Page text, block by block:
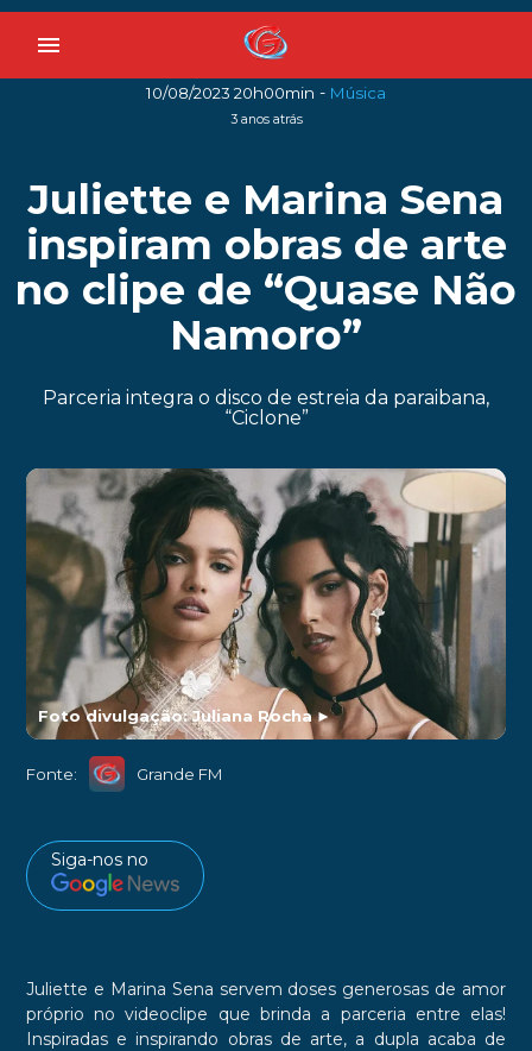
menu
10/08/2023 20h00min - Música
3 anos atrás
Juliette e Marina Sena
inspiram obras de arte
no clipe de “Quase Não
Namoro”
Parceria integra o disco de estreia da paraibana,
“Ciclone”
Foto divulgação: Juliana Rocha►
Fonte: Grande FM
Siga-nos no
Juliette e Marina Sena servem doses generosas de amor
próprio no videoclipe que brinda a parceria entre elas!
Inspiradas e inspirando obras de arte, a dupla acaba de